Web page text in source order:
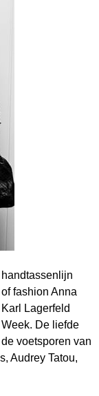
fashion Anna
Lagerfeld
De liefde
voetsporen van
Audrey Tatou,